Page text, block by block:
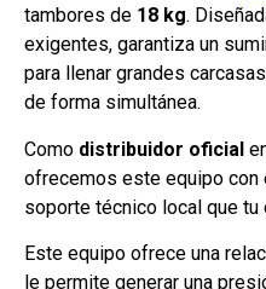
tambores de 18 kg.
exigentes, garantiza un
para llenar grandes
de forma simultánea.
Como distribuidor oficial
ofrecemos este equipo con
soporte técnico local que tu
Este equipo ofrece una
le permite generar una